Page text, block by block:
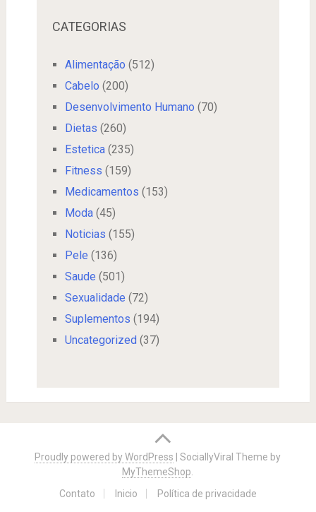
CATEGORIAS
Alimentação (512)
Cabelo (200)
Desenvolvimento Humano (70)
Dietas (260)
Estetica(235)
Fitness (159)
Medicamentos (153)
Moda(45)
Noticias (155)
Pele (136)
Saude (501)
Sexualidade (72)
Suplementos (194)
Uncategorized (37)
Proudly powered by WordPress |SociallyViral Theme by
MyThemeShop
Contato
Inicio Política de privacidade